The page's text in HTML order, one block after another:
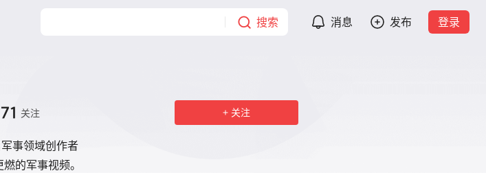
搜索 消息 发布 登录
关注
事领域创作者
的军事视频。
关注